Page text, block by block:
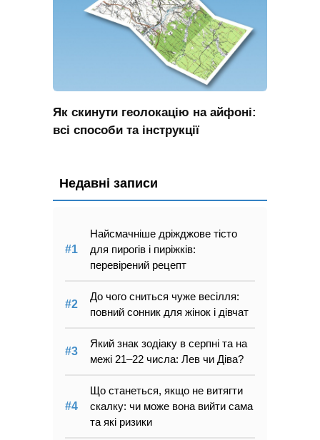
Як скинути геолокацію на айфоні:
всі способи та інструкції
Недавні записи
Найсмачніше дріжджове тісто
для пирогів і пиріжків:
перевірений рецепт
До чого сниться чуже весілля:
повний сонник для жінок і дівчат
Який знак зодіаку в серпні та на
межі 21–22 числа: Лев чи Діва?
Що станеться, якщо не витягти
скалку: чи може вона вийти сама
та які ризики